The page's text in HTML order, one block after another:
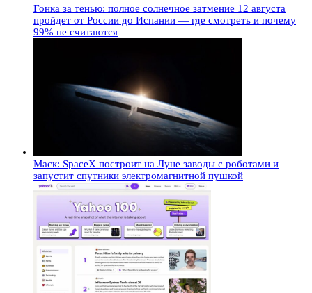
Гонка за тенью: полное солнечное затмение 12 августа
пройдет от России до Испании — где смотреть и почему
99% не считаются
Маск: SpaceX построит на Луне заводы с роботами и
запустит спутники электромагнитной пушкой